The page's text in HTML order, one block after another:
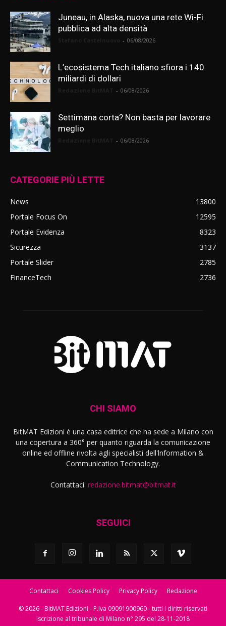
Juneau, in Alaska, nuova una rete Wi-Fi
pubblica ad alta densità
- 06/08/2026
L’ecosistema Tech italiano sfiora i 140
miliardi di dollari
- 06/08/2026
Settimana corta? Non basta per lavorare
meglio
- 06/08/2026
CATEGORIE PIÙ LETTE
News
13800
Portale Focus On
12595
Portale Evidenza
8323
Sicurezza
3137
Portale Slider
2785
FinanceTech
2736
CHI SIAMO
BitMAT Edizioni è una casa editrice che ha sede a Milano con
una copertura a 360° per quanto riguarda la comunicazione
online ed offline rivolta agli specialisti dell'lnformation &
Communication Technology.
Contattaci: redazione.bitmat@bitmat.it
SEGUICI
Contattaci Cookies Policy Privacy Policy Redazione
© 2026 - BitMAT Edizioni - P.Iva 09091900960 - tutti i diritti riservati
Iscrizione al tribunale di Milano n° 295 del 28-11-2018